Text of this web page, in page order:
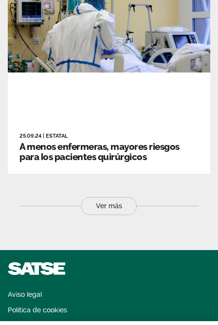
25.09.24 ESTATAL
A menos enfermeras, mayores riesgos
para los pacientes quirúrgicos
Ver más
Aviso legal
Política de cookies